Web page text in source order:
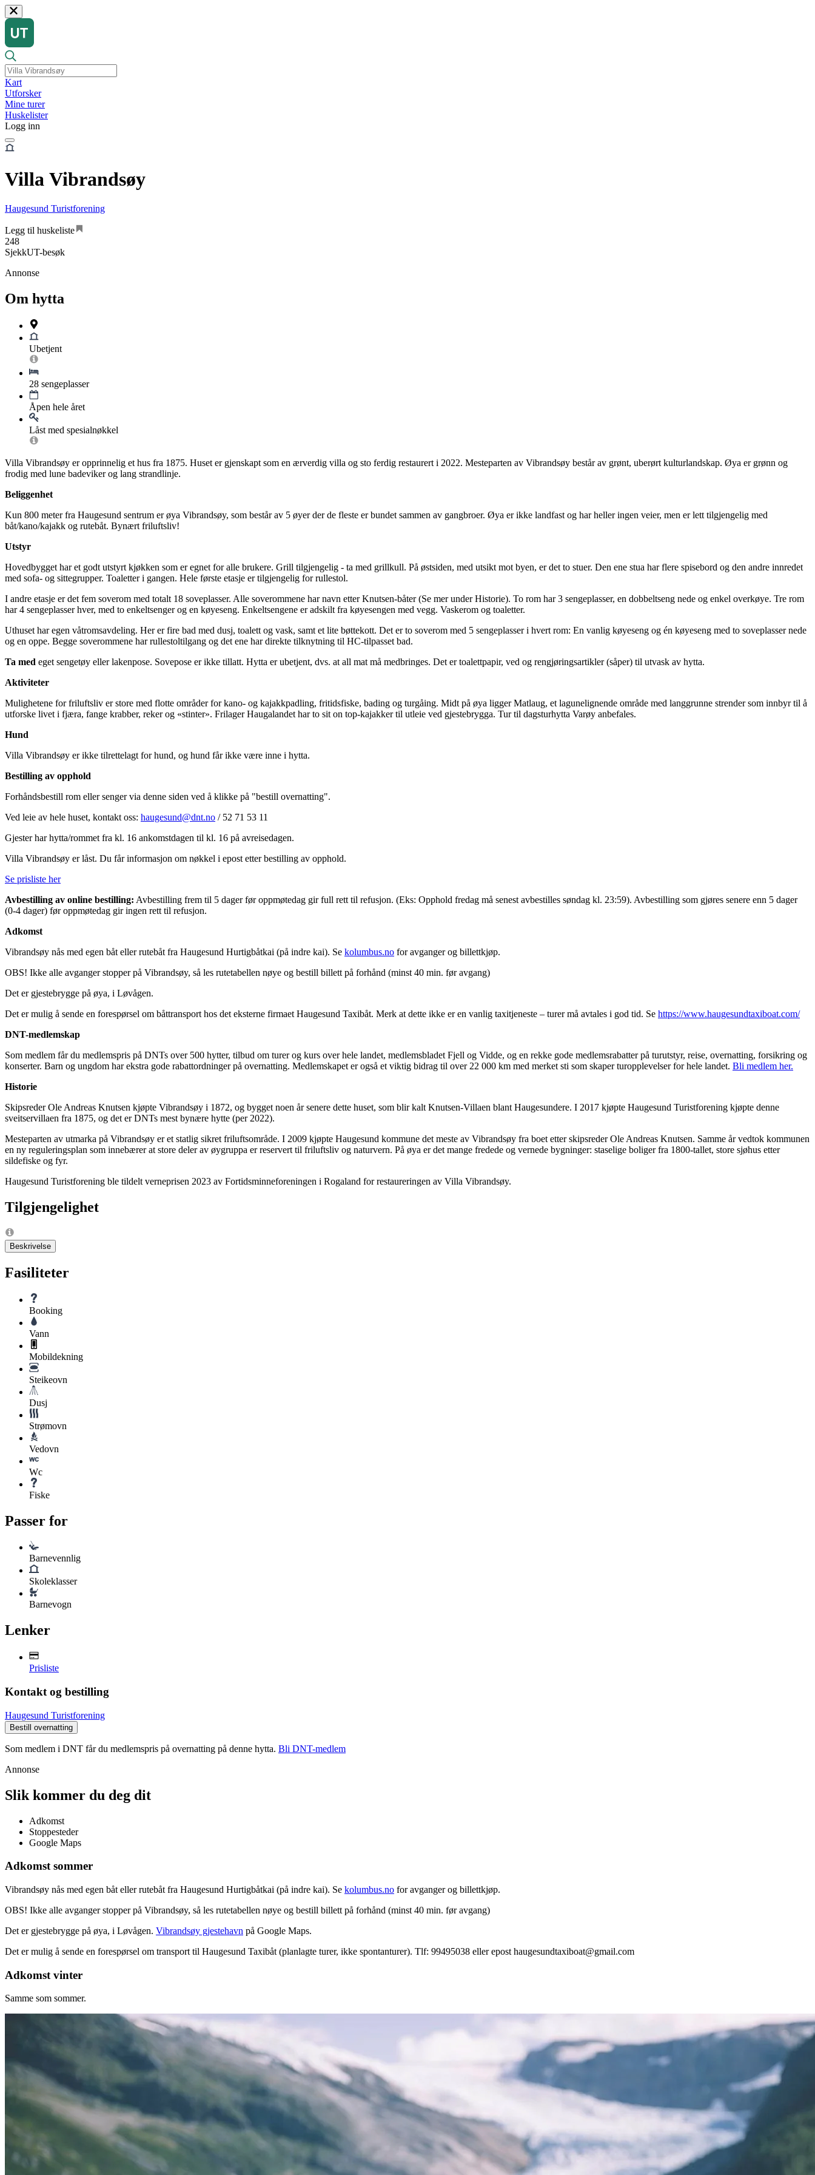
Kart
Utforsker
Mine turer
Huskelister
Logg inn
Villa Vibrandsøy
Haugesund Turistforening
Legg til huskeliste
248
SjekkUT-besøk
Annonse
Om hytta
Ubetjent
28 sengeplasser
Åpen hele året
Låst med spesialnøkkel
Villa Vibrandsøy er opprinnelig et hus fra 1875. Huset er gjenskapt som en ærverdig villa og sto ferdig restaurert i 2022. Mesteparten av Vibrandsøy består av grønt, uberørt kulturlandskap. Øya er grønn og
frodig med lune badeviker og lang strandlinje.
Beliggenhet
Kun 800 meter fra Haugesund sentrum er øya Vibrandsøy, som består av 5 øyer der de fleste er bundet sammen av gangbroer. Øya er ikke landfast og har heller ingen veier, men er lett tilgjengelig med
båt/kano/kajakk og rutebåt. Bynært friluftsliv!
Utstyr
Hovedbygget har et godt utstyrt kjøkken som er egnet for alle brukere. Grill tilgjengelig - ta med grillkull. På østsiden, med utsikt mot byen, er det to stuer. Den ene stua har flere spisebord og den andre innredet
med sofa- og sittegrupper. Toaletter i gangen. Hele første etasje er tilgjengelig for rullestol.
I andre etasje er det fem soverom med totalt 18 soveplasser. Alle soverommene har navn etter Knutsen-båter (Se mer under Historie). To rom har 3 sengeplasser, en dobbeltseng nede og enkel overkøye. Tre rom
har 4 sengeplasser hver, med to enkeltsenger og en køyeseng. Enkeltsengene er adskilt fra køyesengen med vegg. Vaskerom og toaletter.
Uthuset har egen våtromsavdeling. Her er fire bad med dusj, toalett og vask, samt et lite bøttekott. Det er to soverom med 5 sengeplasser i hvert rom: En vanlig køyeseng og én køyeseng med to soveplasser nede
og en oppe. Begge soverommene har rullestoltilgang og det ene har direkte tilknytning til HC-tilpasset bad.
Ta med eget sengetøy eller lakenpose. Sovepose er ikke tillatt. Hytta er ubetjent, dvs. at all mat må medbringes. Det er toalettpapir, ved og rengjøringsartikler (såper) til utvask av hytta.
Aktiviteter
Mulighetene for friluftsliv er store med flotte områder for kano- og kajakkpadling, fritidsfiske, bading og turgåing. Midt på øya ligger Matlaug, et lagunelignende område med langgrunne strender som innbyr til å
utforske livet i fjæra, fange krabber, reker og «stinter». Frilager Haugalandet har to sit on top-kajakker til utleie ved gjestebrygga. Tur til dagsturhytta Varøy anbefales.
Hund
Villa Vibrandsøy er ikke tilrettelagt for hund, og hund får ikke være inne i hytta.
Bestilling av opphold
Forhåndsbestill rom eller senger via denne siden ved å klikke på "bestill overnatting".
Ved leie av hele huset, kontakt oss: haugesund@dnt.no / 52 71 53 11
Gjester har hytta/rommet fra kl. 16 ankomstdagen til kl. 16 på avreisedagen.
Villa Vibrandsøy er låst. Du får informasjon om nøkkel i epost etter bestilling av opphold.
Se prisliste her
Avbestilling av online bestilling: Avbestilling frem til 5 dager før oppmøtedag gir full rett til refusjon. (Eks: Opphold fredag må senest avbestilles søndag kl. 23:59). Avbestilling som gjøres senere enn 5 dager
(0-4 dager) før oppmøtedag gir ingen rett til refusjon.
Adkomst
Vibrandsøy nås med egen båt eller rutebåt fra Haugesund Hurtigbåtkai (på indre kai). Se kolumbus.no for avganger og billettkjøp.
OBS! Ikke alle avganger stopper på Vibrandsøy, så les rutetabellen nøye og bestill billett på forhånd (minst 40 min. før avgang)
Det er gjestebrygge på øya, i Løvågen.
Det er mulig å sende en forespørsel om båttransport hos det eksterne firmaet Haugesund Taxibåt. Merk at dette ikke er en vanlig taxitjeneste – turer må avtales i god tid. Se https://www.haugesundtaxiboat.com/
DNT-medlemskap
Som medlem får du medlemspris på DNTs over 500 hytter, tilbud om turer og kurs over hele landet, medlemsbladet Fjell og Vidde, og en rekke gode medlemsrabatter på turutstyr, reise, overnatting, forsikring og
konserter. Barn og ungdom har ekstra gode rabattordninger på overnatting. Medlemskapet er også et viktig bidrag til over 22 000 km med merket sti som skaper turopplevelser for hele landet. Bli medlem her.
Historie
Skipsreder Ole Andreas Knutsen kjøpte Vibrandsøy i 1872, og bygget noen år senere dette huset, som blir kalt Knutsen-Villaen blant Haugesundere. I 2017 kjøpte Haugesund Turistforening kjøpte denne
sveitservillaen fra 1875, og det er DNTs mest bynære hytte (per 2022).
Mesteparten av utmarka på Vibrandsøy er et statlig sikret friluftsområde. I 2009 kjøpte Haugesund kommune det meste av Vibrandsøy fra boet etter skipsreder Ole Andreas Knutsen. Samme år vedtok kommunen
en ny reguleringsplan som innebærer at store deler av øygruppa er reservert til friluftsliv og naturvern. På øya er det mange fredede og vernede bygninger: staselige boliger fra 1800-tallet, store sjøhus etter
sildefiske og fyr.
Haugesund Turistforening ble tildelt verneprisen 2023 av Fortidsminneforeningen i Rogaland for restaureringen av Villa Vibrandsøy.
Tilgjengelighet
Beskrivelse
Fasiliteter
Booking
Vann
Mobildekning
Steikeovn
Dusj
Strømovn
Vedovn
Wc
Fiske
Passer for
Barnevennlig
Skoleklasser
Barnevogn
Lenker
Prisliste
Kontakt og bestilling
Haugesund Turistforening
Bestill overnatting
Som medlem i DNT får du medlemspris på overnatting på denne hytta. Bli DNT-medlem
Annonse
Slik kommer du deg dit
Adkomst
Stoppesteder
Google Maps
Adkomst sommer
Vibrandsøy nås med egen båt eller rutebåt fra Haugesund Hurtigbåtkai (på indre kai). Se kolumbus.no for avganger og billettkjøp.
OBS! Ikke alle avganger stopper på Vibrandsøy, så les rutetabellen nøye og bestill billett på forhånd (minst 40 min. før avgang)
Det er gjestebrygge på øya, i Løvågen. Vibrandsøy gjestehavn på Google Maps.
Det er mulig å sende en forespørsel om transport til Haugesund Taxibåt (planlagte turer, ikke spontanturer). Tlf: 99495038 eller epost haugesundtaxiboat@gmail.com
Adkomst vinter
Samme som sommer.